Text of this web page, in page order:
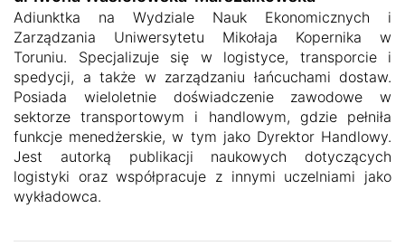
Adiunktka na Wydziale Nauk Ekonomicznych i
Zarządzania Uniwersytetu Mikołaja Kopernika w
Toruniu. Specjalizuje się w logistyce, transporcie i
spedycji, a także w zarządzaniu łańcuchami dostaw.
Posiada wieloletnie doświadczenie zawodowe w
sektorze transportowym i handlowym, gdzie pełniła
funkcje menedżerskie, w tym jako Dyrektor Handlowy.
Jest autorką publikacji naukowych dotyczących
logistyki oraz współpracuje z innymi uczelniami jako
wykładowca.